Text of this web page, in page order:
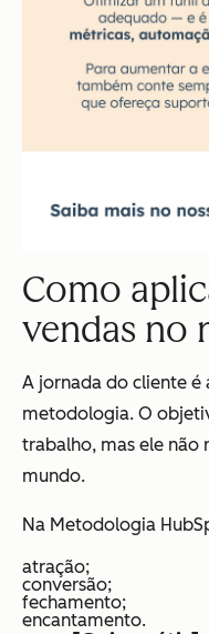
Como
vendas no
A jornada do cliente
metodologia. O
trabalho, mas ele
mundo.
Na Metodologia
atração;
conversão;
fechamento;
encantamento.